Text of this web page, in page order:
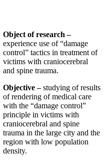
Object of research –
experience use of “damage
control” tactics in treatment of
victims with craniocerebral
and spine trauma.
Objective –studying of results
of rendering of medical care
with the “damage control”
principle in victims with
craniocerebral and spine
trauma in the large city and the
region with low population
density.